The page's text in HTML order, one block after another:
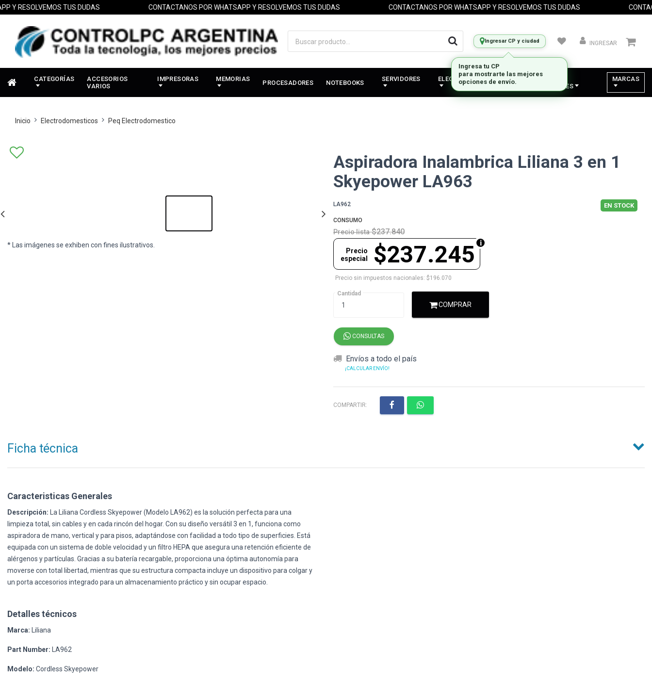
RESOLVEMOS TUS DUDAS CONTACTANOS POR WHATSAPP Y RESOLVEMOS TUS DUDAS CONTACTANOS POR WHATSAPP Y RESOLVEMOS TUS DUDAS
Ingresar CP y ciudad INGRESAR
CATEGORÍAS
ACCESORIOS
VARIOS
IMPRESORAS MEMORIAS PROCESADORES NOTEBOOKS SERVIDORES ELECTRODOMESTICOS
VARIOS -
COMPONENTES
MARCAS
Inicio Electrodomesticos Peq Electrodomestico
* Las imágenes se exhiben con fines ilustrativos.
Aspiradora Inalambrica Liliana 3 en 1
Skyepower LA963
LA962 EN STOCK
CONSUMO
Precio lista $237.840
$237.245
Precio
especial
Precio sin impuestos nacionales: $196.070
Cantidad
COMPRAR
CONSULTAS
Envíos a todo el país
¡CALCULAR ENVÍO!
COMPARTIR:
Ficha técnica
Caracteristicas Generales
Descripción: La Liliana Cordless Skyepower (Modelo LA962) es la solución perfecta para una
limpieza total, sin cables y en cada rincón del hogar. Con su diseño versátil 3 en 1, funciona como
aspiradora de mano, vertical y para pisos, adaptándose con facilidad a todo tipo de superficies. Está
equipada con un sistema de doble velocidad y un filtro HEPA que asegura una retención eficiente de
alérgenos y partículas. Gracias a su batería recargable, proporciona una óptima autonomía para
moverse con total libertad, mientras que su estructura compacta incluye un dispositivo para colgar y
un porta accesorios integrado para un almacenamiento práctico y sin ocupar espacio.
Detalles técnicos
Marca: Liliana
Part Number: LA962
Modelo: Cordless Skyepower